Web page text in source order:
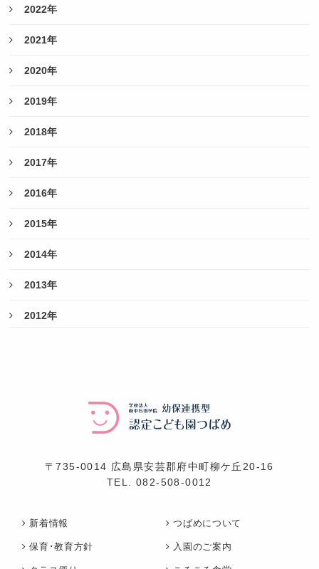
2022年
2021年
2020年
2019年
2018年
2017年
2016年
2015年
2014年
2013年
2012年
〒735-0014 広島県安芸郡府中町柳ケ丘20-16
TEL.082-508-0012
新着情報 つばめについて
保育･教育方針 入園のご案内